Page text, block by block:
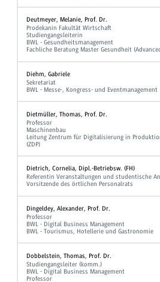
Deutmeyer, Melanie, Prof. Dr.
Prodekanin Fakultät Wirtschaft
Studiengangsleiterin
BWL - Gesundheitsmanagement
Fachliche Beratung Master Gesundheit
Diehm, Gabriele
Sekretariat
BWL - Messe-, Kongress- und Eventmanagement
Dietmüller, Thomas, Prof. Dr.
Professor
Maschinenbau
Leitung Zentrum für Digitalisierung in
(ZDP)
Dietrich, Cornelia, Dipl.-Betriebsw. (FH)
Referentin Veranstaltungen und studentische
Vorsitzende des örtlichen Personalrats
Dingeldey, Alexander, Prof. Dr.
Professor
BWL - Digital Business Management
BWL - Tourismus, Hotellerie und Gastronomie
Dobbelstein, Thomas, Prof. Dr.
Studiengangsleiter (komm.)
BWL - Digital Business Management
Professor